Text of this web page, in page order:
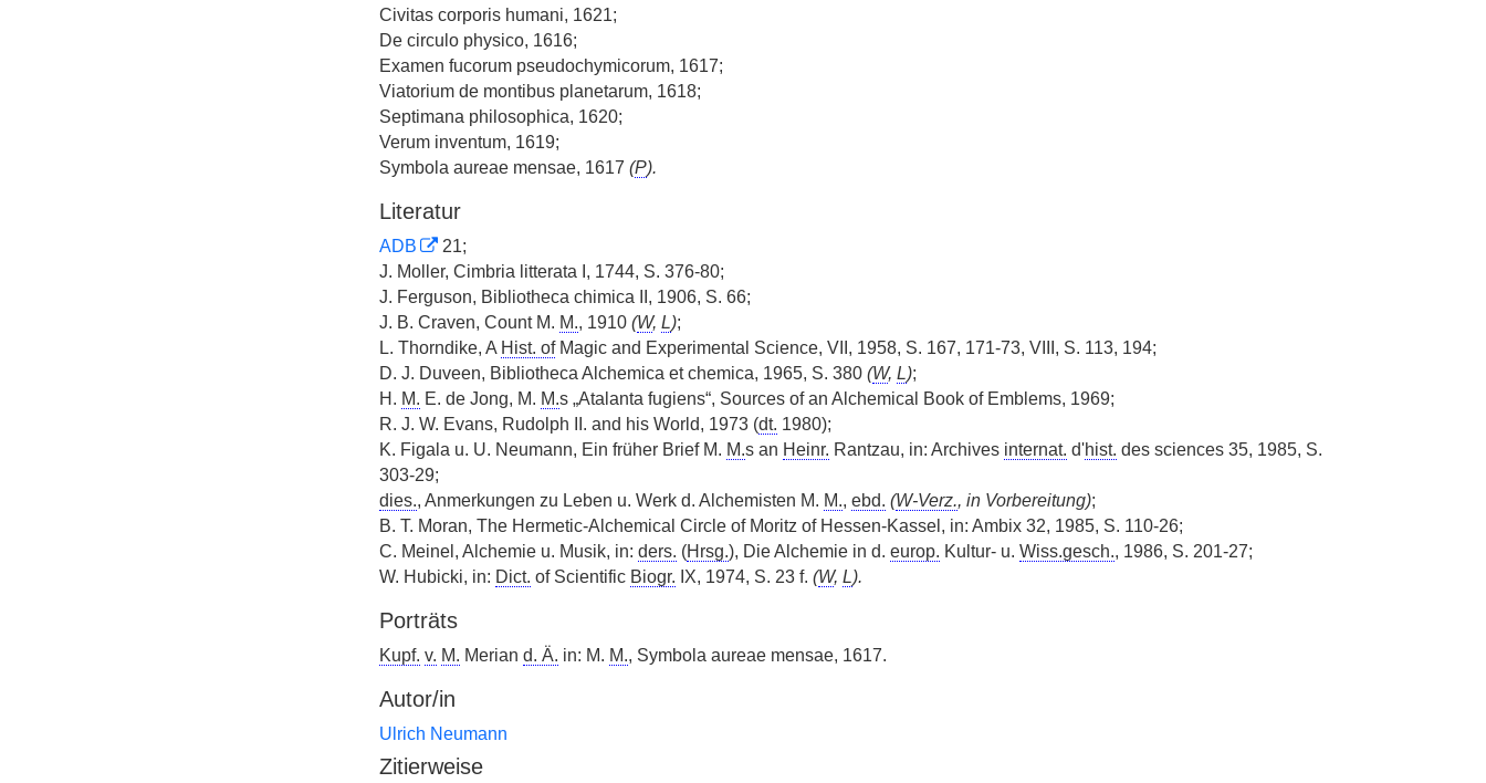
Civitas corporis humani, 1621;
De circulo physico, 1616;
Examen fucorum pseudochymicorum, 1617;
Viatorium de montibus planetarum, 1618;
Septimana philosophica, 1620;
Verum inventum, 1619;
Symbola aureae mensae, 1617 (P).
Literatur
ADB
21;
J. Moller, Cimbria litterata I, 1744, S. 376-80;
J. Ferguson, Bibliotheca chimica II, 1906, S. 66;
J. B. Craven, Count M. M., 1910 (W, L);
L. Thorndike, A Hist. ofMagic and Experimental Science, VII, 1958, S. 167, 171-73, VIII, S. 113, 194;
D. J. Duveen, Bibliotheca Alchemica et chemica, 1965, S. 380 (W, L);
H. M. E. de Jong, M. M.s „Atalanta fugiens“, Sources of an Alchemical Book of Emblems, 1969;
R. J. W. Evans, Rudolph II. and his World, 1973 (dt. 1980);
K. Figala u. U. Neumann, Ein früher Brief M. M.s an Heinr. Rantzau, in: Archives internat. d'hist. des sciences 35, 1985, S.
303-29;
dies., Anmerkungen zu Leben u. Werk d. Alchemisten M. M., ebd. (W-Verz., in Vorbereitung);
B. T. Moran, The Hermetic-Alchemical Circle of Moritz of Hessen-Kassel, in: Ambix 32, 1985, S. 110-26;
C. Meinel, Alchemie u. Musik, in: ders. (Hrsg.), Die Alchemie in d. europ. Kultur- u. Wiss.gesch., 1986, S. 201-27;
W. Hubicki, in: Dict. of Scientific Biogr. IX, 1974, S. 23 f. (W, L).
Porträts
Kupf. v. M. Merian d. Ä. in: M. M., Symbola aureae mensae, 1617.
Autor/in
Ulrich Neumann
Zitierweise